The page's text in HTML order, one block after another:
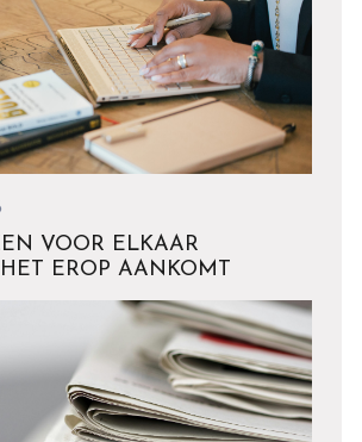
VOOR ELKAAR
EROP AANKOMT